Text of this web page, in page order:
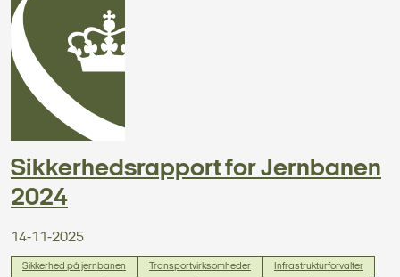
Sikkerhedsrapport for Jernbanen
2024
14-11-2025
Sikkerhed på jernbanen Transportvirksomheder Infrastrukturforvalter